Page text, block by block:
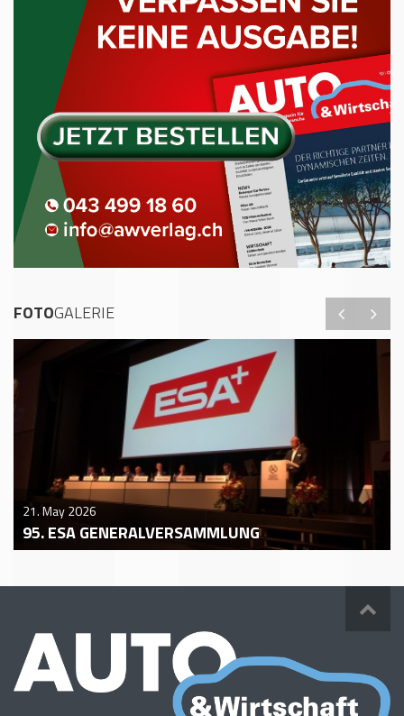
FOTOGALERIE
21. May 2026
95. ESA GENERALVERSAMMLUNG